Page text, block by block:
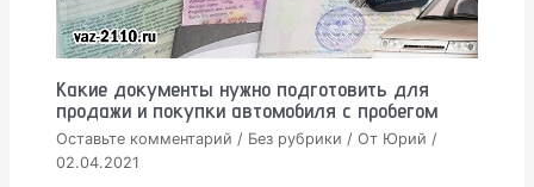
Какие документы нужно подготовить для
продажи и покупки автомобиля с пробегом
Оставьте комментарий / Без рубрики / От Юрий/
02.04.2021